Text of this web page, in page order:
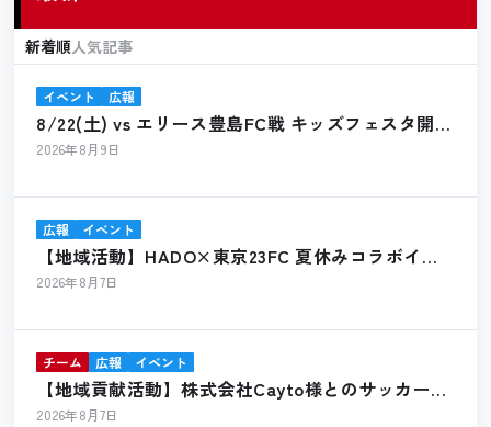
新着順人気記事
イベント 広報
8/22(土) vs エリース豊島FC戦 キッズフェスタ開催
のお知らせ
2026年8月9日
広報 イベント
【地域活動】HADO×東京23FC 夏休みコラボイベ
ント開催報告
2026年8月7日
チーム 広報 イベント
【地域貢献活動】株式会社Cayto様とのサッカーボ
ール寄贈のお知らせ
2026年8月7日